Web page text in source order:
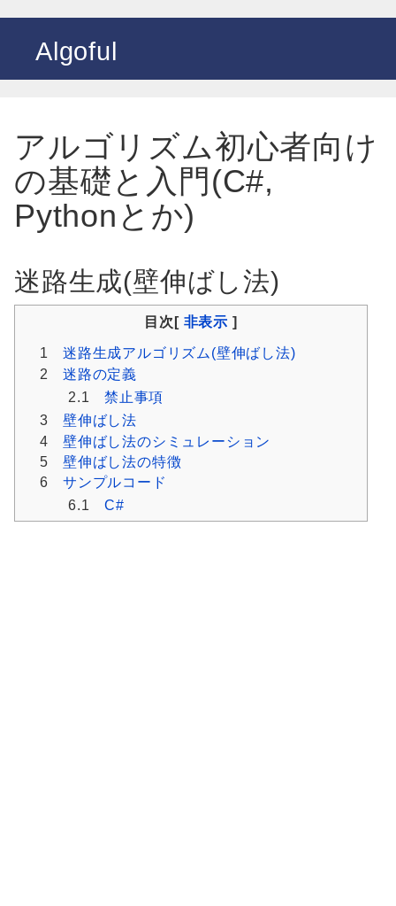
Algoful
アルゴリズム初心者向け
の基礎と入門(C#,
Pythonとか)
迷路生成(壁伸ばし法)
目次[ 非表示 ]
1
迷路生成アルゴリズム(壁伸ばし法)
2
迷路の定義
2.1
禁止事項
3
壁伸ばし法
4
壁伸ばし法のシミュレーション
5
壁伸ばし法の特徴
6
サンプルコード
6.1
C#